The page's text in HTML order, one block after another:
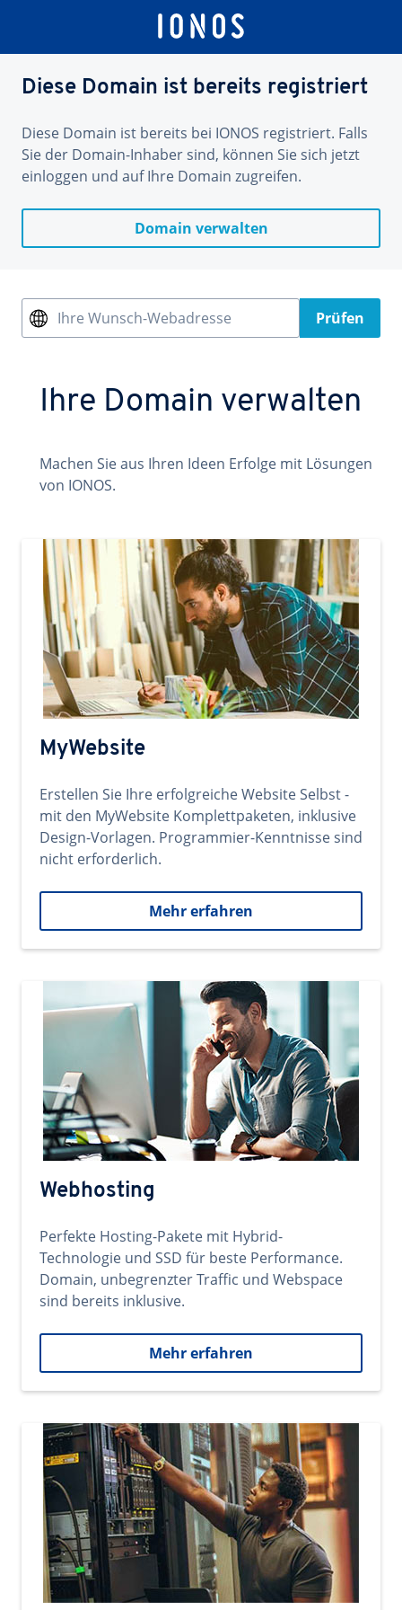
Diese Domain ist bereits registriert
Diese Domain ist bereits bei IONOS registriert. Falls
Sie der Domain-Inhaber sind, können Sie sich jetzt
einloggen und auf Ihre Domain zugreifen.
Domain verwalten
Ihre Wunsch-Webadresse Prüfen
Ihre Domain verwalten
Machen Sie aus Ihren Ideen Erfolge mit Lösungen
von IONOS.
MyWebsite
Erstellen Sie Ihre erfolgreiche Website Selbst -
mit den MyWebsite Komplettpaketen, inklusive
Design-Vorlagen. Programmier-Kenntnisse sind
nicht erforderlich.
Mehr erfahren
Webhosting
Perfekte Hosting-Pakete mit Hybrid-
Technologie und SSD für beste Performance.
Domain, unbegrenzter Traffic und Webspace
sind bereits inklusive.
Mehr erfahren